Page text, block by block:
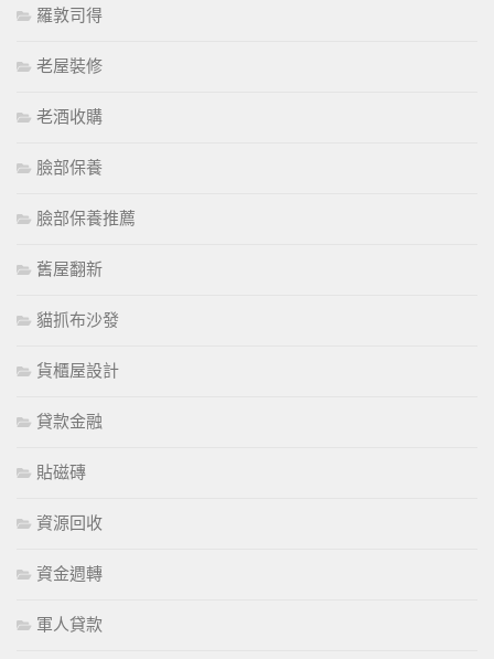
羅敦司得
老屋裝修
老酒收購
臉部保養
臉部保養推薦
舊屋翻新
貓抓布沙發
貨櫃屋設計
貸款金融
貼磁磚
資源回收
資金週轉
軍人貸款